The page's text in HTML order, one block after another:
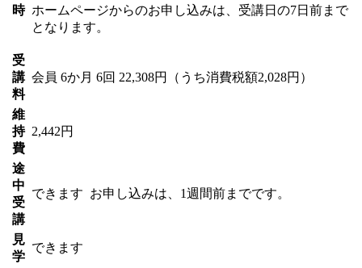
時 ホームページからのお申し込みは、受講日の7日前まで
となります。
受
講
料
会員 6か月 6回 22,308円（うち消費税額2,028円）
維
持
費
2,442円
途
中
受
講
できます お申し込みは、1週間前までです。
見
学
できます